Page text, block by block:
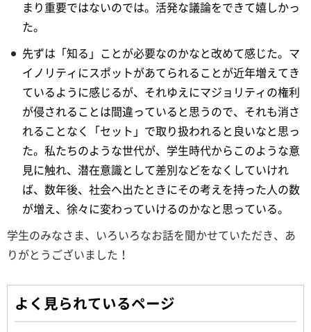
まり重要ではないのでは。活発な議論をできて嬉しかっ
た。
先ずは「知る」ことが必要なのかなと改めて感じた。マ
イノリティにスポットがあてられることが近年増えてき
ているように感じるが、それゆえにマジョリティの権利
が侵されることは間違っていると思うので、それも消さ
れることなく「セット」で取り扱われると良いなと思っ
た。私たちのような世代が、学生時代からこのような意
見に触れ、潜在意識として差別などをなくしていけれ
ば、数年後、社会へ出たときにその考えを持った人の数
が増え、徐々に変わっていけるのかなと思っている。
学生のみなさま、いろいろなお話を聞かせていただき、あ
りがとうございました！
よく見られているページ